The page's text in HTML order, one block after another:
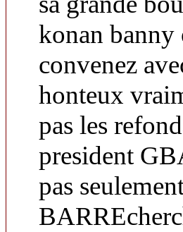
konan banny
convenez
honteux
pas les
president
pas